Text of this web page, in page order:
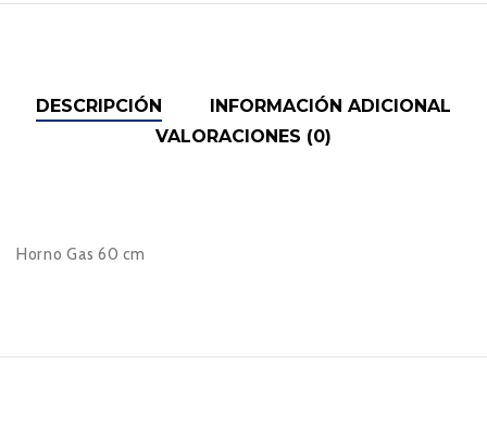
DESCRIPCIÓN
INFORMACIÓN ADICIONAL
VALORACIONES (0)
Horno Gas 60 cm